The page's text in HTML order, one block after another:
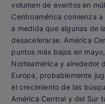
volumen de eventos en
Centroamérica comienza
a medida que algunas de
desacelerarse. América
puntos más bajos en
Norteamérica y alrededor
Europa, probablemente
el crecimiento de las
América Central y del Sur